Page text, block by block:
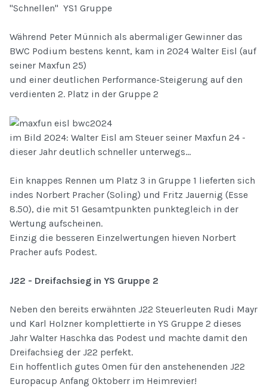
"Schnellen" YS1 Gruppe
Während Peter Münnich als abermaliger Gewinner das
BWC Podium bestens kennt, kam in 2024 Walter Eisl (auf
seiner Maxfun 25)
und einer deutlichen Performance-Steigerung auf den
verdienten 2. Platz in der Gruppe 2
im Bild 2024: Walter Eisl am Steuer seiner Maxfun 24 -
dieser Jahr deutlich schneller unterwegs...
Ein knappes Rennen um Platz 3 in Gruppe 1 lieferten sich
indes Norbert Pracher (Soling) und Fritz Jauernig (Esse
8.50), die mit 51 Gesamtpunkten punktegleich in der
Wertung aufscheinen.
Einzig die besseren Einzelwertungen hieven Norbert
Pracher aufs Podest.
J22 - Dreifachsieg in YS Gruppe 2
Neben den bereits erwähnten J22 Steuerleuten Rudi Mayr
und Karl Holzner komplettierte in YS Gruppe 2 dieses
Jahr Walter Haschka das Podest und machte damit den
Dreifachsieg der J22 perfekt.
Ein hoffentlich gutes Omen für den anstehenenden J22
Europacup Anfang Oktoberr im Heimrevier!